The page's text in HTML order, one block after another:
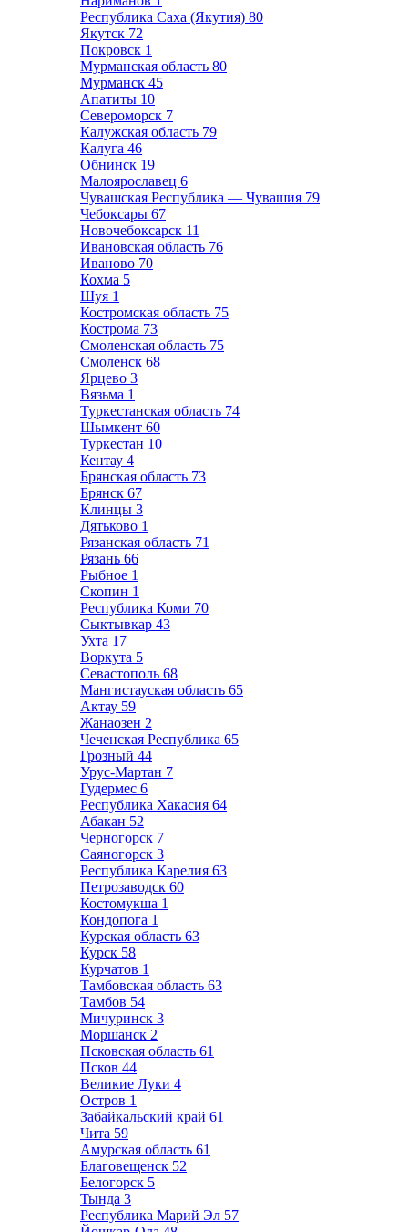
Республика Саха (Якутия) 80
Якутск 72
Покровск 1
Мурманская область 80
Мурманск 45
Апатиты 10
Североморск 7
Калужская область 79
Калуга 46
Обнинск 19
Малоярославец 6
Чувашская Республика — Чувашия 79
Чебоксары 67
Новочебоксарск 11
Ивановская область 76
Иваново 70
Кохма 5
Шуя 1
Костромская область 75
Кострома 73
Смоленская область 75
Смоленск 68
Ярцево 3
Вязьма 1
Туркестанская область 74
Шымкент 60
Туркестан 10
Кентау 4
Брянская область 73
Брянск 67
Клинцы 3
Дятьково 1
Рязанская область 71
Рязань 66
Рыбное 1
Скопин 1
Республика Коми 70
Сыктывкар 43
Ухта 17
Воркута 5
Севастополь 68
Мангистауская область 65
Актау 59
Жанаозен 2
Чеченская Республика 65
Грозный 44
Урус-Мартан 7
Гудермес 6
Республика Хакасия 64
Абакан 52
Черногорск 7
Саяногорск 3
Республика Карелия 63
Петрозаводск 60
Костомукша 1
Кондопога 1
Курская область 63
Курск 58
Курчатов 1
Тамбовская область 63
Тамбов 54
Мичуринск 3
Моршанск 2
Псковская область 61
Псков 44
Великие Луки 4
Остров 1
Забайкальский край 61
Чита 59
Амурская область 61
Благовещенск 52
Белогорск 5
Тында 3
Республика Марий Эл 57